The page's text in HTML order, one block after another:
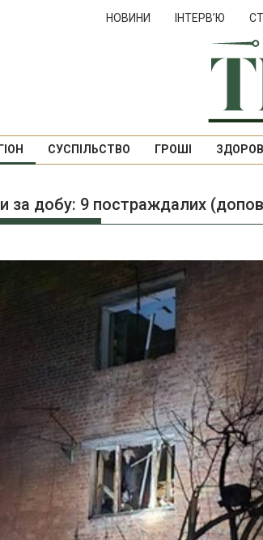
НОВИНИ ІНТЕРВ’Ю
СУСПІЛЬСТВО ГРОШІ
за добу: 9 постраждалих